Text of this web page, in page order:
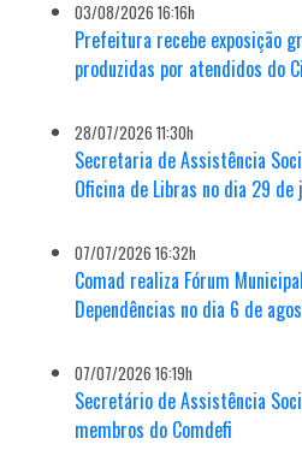
03/08/2026 16:16h
Prefeitura recebe exposição
produzidas por atendidos do
28/07/2026 11:30h
Secretaria de Assistência
Oficina de Libras no dia 29 de
07/07/2026 16:32h
Comad realiza Fórum
Dependências no dia 6 de
07/07/2026 16:19h
Secretário de Assistência
membros do Comdefi